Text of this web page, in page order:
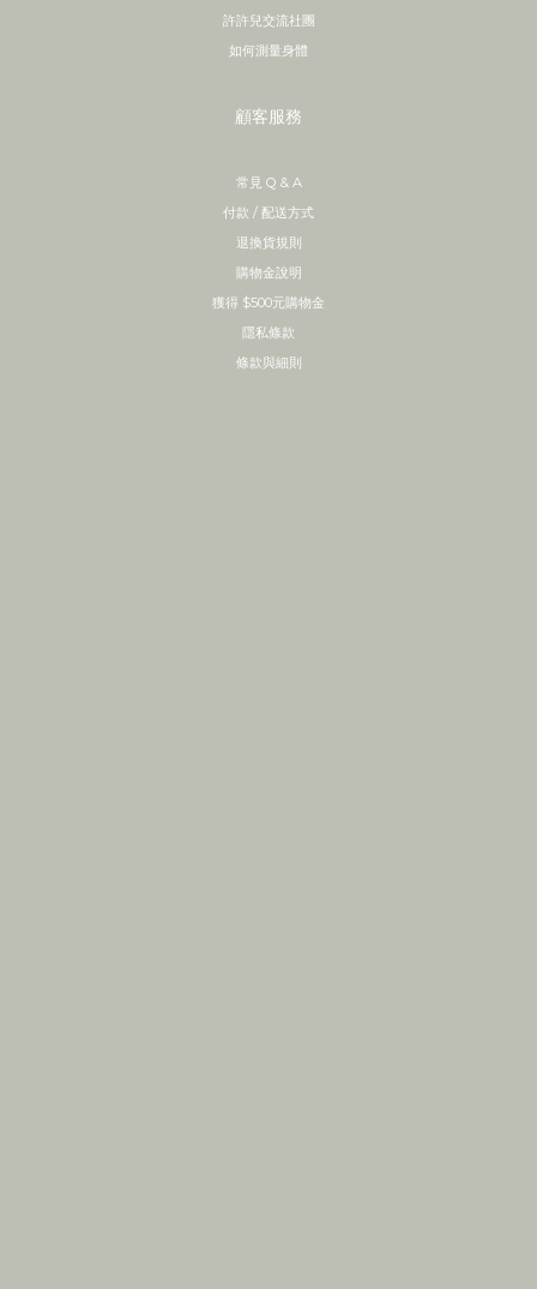
許許兒交流社團
如何測量身體
顧客服務
常見 Q & A
付款 / 配送方式
退換貨規則
購物金說明
獲得 $500元購物金
隱私條款
條款與細則